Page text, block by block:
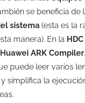
se beneficia de
sistema (esta es la
manera). En la
Huawei ARK Compiler
puede leer varios
simplifica la